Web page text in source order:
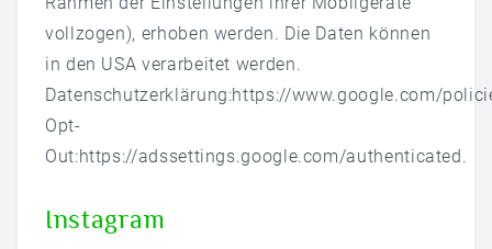
vollzogen), erhoben werden. Die Daten können
in den USA verarbeitet werden.
Datenschutzerklärung:https://www.google.com/
Opt-
Out:https://adssettings.google.com/authenticated.
Instagram